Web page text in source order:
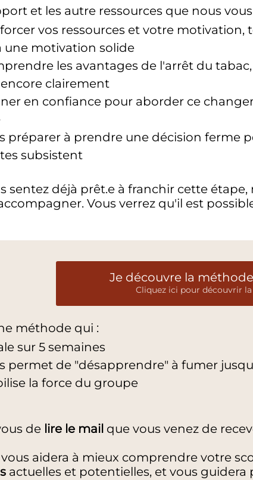
et les autre ressources que nous
vos ressources et votre
une motivation solide
les avantages de l'arrêt du
clairement
en confiance pour aborder ce
préparer à prendre une décision ferme
subsistent
sentez déjà prêt.e à franchir cette
Vous verrez qu'il est
Je découvre la méthode
Cliquez ici pour découvrir
méthode qui :
sur 5 semaines
permet de "désapprendre" à fumer
la force du groupe
de lire le mail que vous venez de
aidera à mieux comprendre votre
actuelles et potentielles, et vous